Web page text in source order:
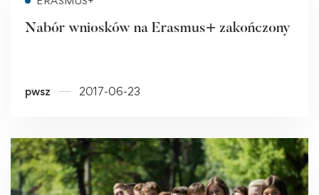
Nabór wniosków na Erasmus+ zakończony
pwsz 2017-06-23